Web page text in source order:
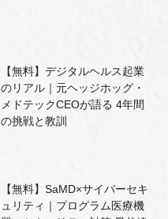
【無料】デジタルヘルス起業
のリアル｜元ヘッジホッグ・
メドテックCEOが語る 4年間
の挑戦と教訓
【無料】SaMD×サイバーセキ
ュリティ｜プログラム医療機